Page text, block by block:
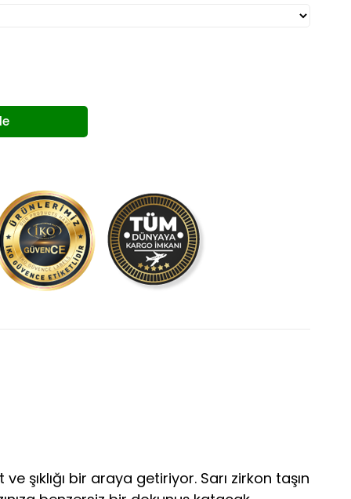
şıklığı bir araya getiriyor. Sarı zirkon taşın